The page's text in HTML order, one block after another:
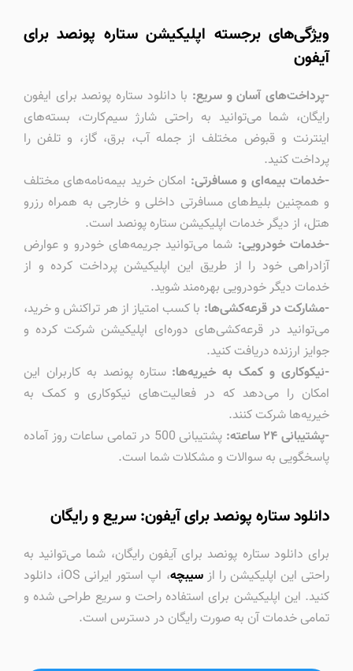
ویژگی‌های برجسته اپلیکیشن ستاره پونصد برای
آیفون
-پرداخت‌های آسان و سریع: با دانلود ستاره پونصد برای ایفون
رایگان، شما می‌توانید به راحتی شارژ سیم‌کارت، بسته‌های
اینترنت و قبوض مختلف از جمله آب، برق، گاز، و تلفن را
پرداخت کنید.
-خدمات بیمه‌ای و مسافرتی: امکان خرید بیمه‌نامه‌های مختلف
و همچنین بلیط‌های مسافرتی داخلی و خارجی به همراه رزرو
هتل، از دیگر خدمات اپلیکیشن ستاره پونصد است.
-خدمات خودرویی: شما می‌توانید جریمه‌های خودرو و عوارض
آزادراهی خود را از طریق این اپلیکیشن پرداخت کرده و از
خدمات دیگر خودرویی بهره‌مند شوید.
-مشارکت در قرعه‌کشی‌ها: با کسب امتیاز از هر تراکنش و خرید،
می‌توانید در قرعه‌کشی‌های دوره‌ای اپلیکیشن شرکت کرده و
جوایز ارزنده دریافت کنید.
-نیکوکاری و کمک به خیریه‌ها: ستاره پونصد به کاربران این
امکان را می‌دهد که در فعالیت‌های نیکوکاری و کمک به
خیریه‌ها شرکت کنند.
-پشتیبانی ۲۴ ساعته:
پشتیبانی 500 در تمامی ساعات روز آماده
پاسخگویی به سوالات و مشکلات شما است.
دانلود ستاره پونصد برای آیفون: سریع و رایگان
برای دانلود ستاره پونصد برای آیفون رایگان، شما می‌توانید به
راحتی این اپلیکیشن را ازسیبچه
، اپ استور ایرانی iOS، دانلود
کنید. این اپلیکیشن برای استفاده راحت و سریع طراحی شده و
تمامی خدمات آن به صورت رایگان در دسترس است.